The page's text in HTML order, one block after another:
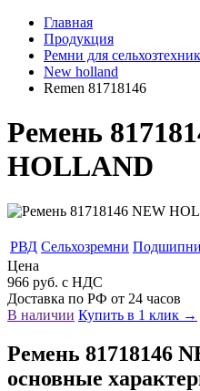
Главная
Продукция
Ремни для
New holland
Remen 81718146
Ремень
HOLLAND
РВД Сельхозремни
Цена
966 руб. с НДС
Доставка по РФ от 24 часов
В наличии Купить в 1 клик →
Ремень 81718146
основные